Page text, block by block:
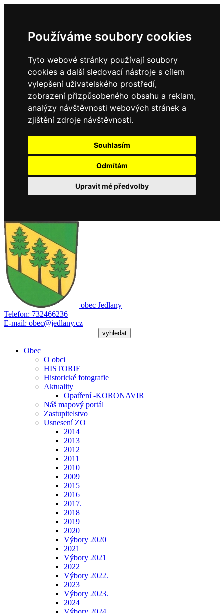
Používáme soubory cookies
Tyto webové stránky používají soubory
cookies a další sledovací nástroje s cílem
vylepšení uživatelského prostředí,
zobrazení přizpůsobeného obsahu a reklam,
analýzy návštěvnosti webových stránek a
zjištění zdroje návštěvnosti.
Souhlasím
Odmítám
Upravit mé předvolby
obec Jedlany
Telefon: 732466236
E-mail: obec@jedlany.cz
Obec
O obci
HISTORIE
Historické fotografie
Aktuality
Opatření -KORONAVIR
Náš mapový portál
Zastupitelstvo
Usnesení ZO
2014
2013
2012
2011
2010
2009
2015
2016
2017.
2018
2019
2020
Výbory 2020
2021
Výbory 2021
2022
Výbory 2022.
2023
Výbory 2023.
2024